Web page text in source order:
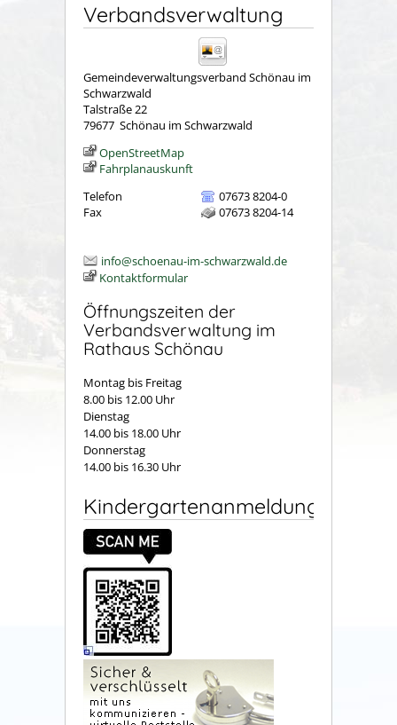
Verbandsverwaltung
Gemeindeverwaltungsverband Schönau im
Schwarzwald
Talstraße 22
79677 Schönau im Schwarzwald
OpenStreetMap
Fahrplanauskunft
Telefon
07673 8204-0
Fax
07673 8204-14
info@schoenau-im-schwarzwald.de
Kontaktformular
Öffnungszeiten der
Verbandsverwaltung im
Rathaus Schönau
Montag bis Freitag
8.00 bis 12.00 Uhr
Dienstag
14.00 bis 18.00 Uhr
Donnerstag
14.00 bis 16.30 Uhr
Kindergartenanmeldung